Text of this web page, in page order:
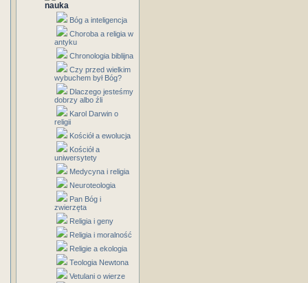
nauka
Bóg a inteligencja
Choroba a religia w
antyku
Chronologia biblijna
Czy przed wielkim
wybuchem był Bóg?
Dlaczego jesteśmy
dobrzy albo źli
Karol Darwin o
religii
Kościół a ewolucja
Kościół a
uniwersytety
Medycyna i religia
Neuroteologia
Pan Bóg i
zwierzęta
Religia i geny
Religia i moralność
Religie a ekologia
Teologia Newtona
Vetulani o wierze